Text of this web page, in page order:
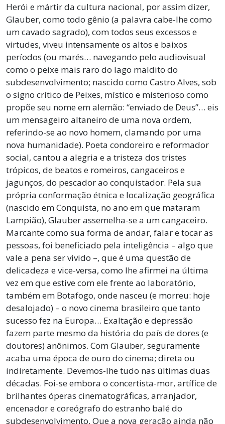
Herói e mártir da cultura nacional, por assim dizer,
Glauber, como todo gênio (a palavra cabe-lhe como
um cavado sagrado), com todos seus excessos e
virtudes, viveu intensamente os altos e baixos
períodos (ou marés… navegando pelo audiovisual
como o peixe mais raro do lago maldito do
subdesenvolvimento; nascido como Castro Alves, sob
o signo crítico de Peixes, místico e misterioso como
propõe seu nome em alemão: “enviado de Deus”… eis
um mensageiro altaneiro de uma nova ordem,
referindo-se ao novo homem, clamando por uma
nova humanidade). Poeta condoreiro e reformador
social, cantou a alegria e a tristeza dos tristes
trópicos, de beatos e romeiros, cangaceiros e
jagunços, do pescador ao conquistador. Pela sua
própria conformação étnica e localização geográfica
(nascido em Conquista, no ano em que mataram
Lampião), Glauber assemelha-se a um cangaceiro.
Marcante como sua forma de andar, falar e tocar as
pessoas, foi beneficiado pela inteligência – algo que
vale a pena ser vivido –, que é uma questão de
delicadeza e vice-versa, como lhe afirmei na última
vez em que estive com ele frente ao laboratório,
também em Botafogo, onde nasceu (e morreu: hoje
desalojado) – o novo cinema brasileiro que tanto
sucesso fez na Europa… Exaltação e depressão
fazem parte mesmo da história do país de dores (e
doutores) anônimos. Com Glauber, seguramente
acaba uma época de ouro do cinema; direta ou
indiretamente. Devemos-lhe tudo nas últimas duas
décadas. Foi-se embora o concertista-mor, artífice de
brilhantes óperas cinematográficas, arranjador,
encenador e coreógrafo do estranho balé do
subdesenvolvimento. Que a nova geração ainda não